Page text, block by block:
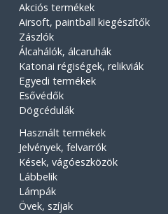
Akciós termékek
Airsoft, paintball kiegészítők
Zászlók
Álcahálók, álcaruhák
Katonai régiségek, relikviák
Egyedi termékek
Esővédők
Dögcédulák
Használt termékek
Jelvények, felvarrók
Kések, vágóeszközök
Lábbelik
Lámpák
Övek, szíjak